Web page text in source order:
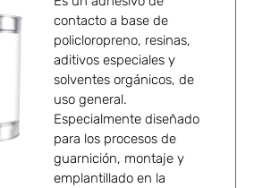
contacto a base de
policloropreno, resinas,
aditivos especiales y
solventes orgánicos, de
uso general.
Especialmente diseñado
para los procesos de
guarnición, montaje y
emplantillado en la